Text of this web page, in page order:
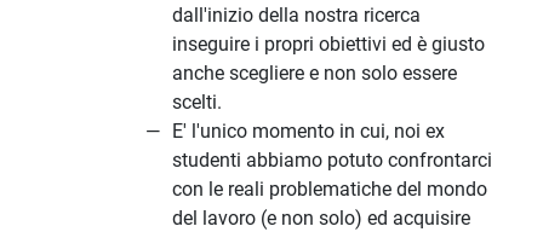
dall'inizio della nostra ricerca
inseguire i propri obiettivi ed è giusto
anche scegliere e non solo essere
scelti.
E' l'unico momento in cui, noi ex
studenti abbiamo potuto confrontarci
con le reali problematiche del mondo
del lavoro (e non solo) ed acquisire